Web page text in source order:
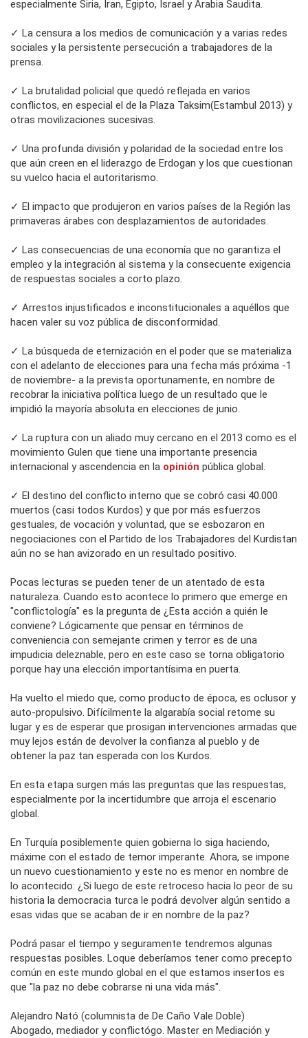
especialmente Siria, Iran, Egipto, Israel y Arabia Saudita.
✓ La censura a los medios de comunicación y a varias redes
sociales y la persistente persecución a trabajadores de la
prensa.
✓ La brutalidad policial que quedó reflejada en varios
conflictos, en especial el de la Plaza Taksim(Estambul 2013) y
otras movilizaciones sucesivas.
✓ Una profunda división y polaridad de la sociedad entre los
que aún creen en el liderazgo de Erdogan y los que cuestionan
su vuelco hacia el autoritarismo.
✓ El impacto que produjeron en varios países de la Región las
primaveras árabes con desplazamientos de autoridades.
✓ Las consecuencias de una economía que no garantiza el
empleo y la integración al sistema y la consecuente exigencia
de respuestas sociales a corto plazo.
✓ Arrestos injustificados e inconstitucionales a aquéllos que
hacen valer su voz pública de disconformidad.
✓ La búsqueda de eternización en el poder que se materializa
con el adelanto de elecciones para una fecha más próxima -1
de noviembre- a la prevista oportunamente, en nombre de
recobrar la iniciativa política luego de un resultado que le
impidió la mayoría absoluta en elecciones de junio.
✓ La ruptura con un aliado muy cercano en el 2013 como es el
movimiento Gulen que tiene una importante presencia
internacional y ascendencia en la opinión pública global.
✓ El destino del conflicto interno que se cobró casi 40.000
muertos (casi todos Kurdos) y que por más esfuerzos
gestuales, de vocación y voluntad, que se esbozaron en
negociaciones con el Partido de los Trabajadores del Kurdistan
aún no se han avizorado en un resultado positivo.
Pocas lecturas se pueden tener de un atentado de esta
naturaleza. Cuando esto acontece lo primero que emerge en
"conflictología" es la pregunta de ¿Esta acción a quién le
conviene? Lógicamente que pensar en términos de
conveniencia con semejante crimen y terror es de una
impudicia deleznable, pero en este caso se torna obligatorio
porque hay una elección importantísima en puerta.
Ha vuelto el miedo que, como producto de época, es oclusor y
auto-propulsivo. Difícilmente la algarabía social retome su
lugar y es de esperar que prosigan intervenciones armadas que
muy lejos están de devolver la confianza al pueblo y de
obtener la paz tan esperada con los Kurdos.
En esta etapa surgen más las preguntas que las respuestas,
especialmente por la incertidumbre que arroja el escenario
global.
En Turquía posiblemente quien gobierna lo siga haciendo,
máxime con el estado de temor imperante. Ahora, se impone
un nuevo cuestionamiento y este no es menor en nombre de
lo acontecido: ¿Si luego de este retroceso hacia lo peor de su
historia la democracia turca le podrá devolver algún sentido a
esas vidas que se acaban de ir en nombre de la paz?
Podrá pasar el tiempo y seguramente tendremos algunas
respuestas posibles. Loque deberíamos tener como precepto
común en este mundo global en el que estamos insertos es
que "la paz no debe cobrarse ni una vida más".
Alejandro Nató (columnista de De Caño Vale Doble)
Abogado, mediador y conflictógo. Master en Mediación y